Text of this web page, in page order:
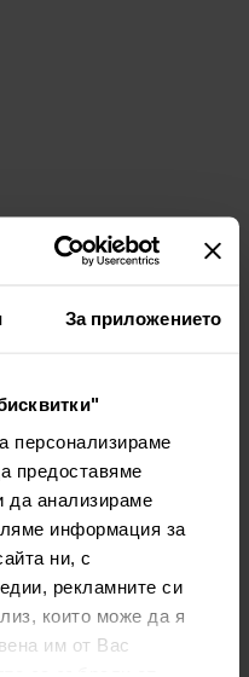
За приложението
персонализираме
предоставяме
да анализираме
информация за
ни, с
рекламните си
които може да я
им от Вас